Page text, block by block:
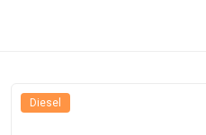
Diesel